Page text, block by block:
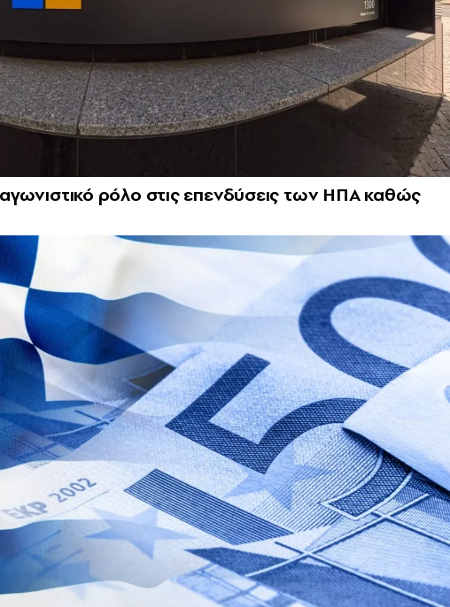
ρόλο στις επενδύσεις των ΗΠΑ καθώς